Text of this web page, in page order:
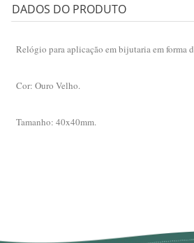
DADOS DO PRODUTO
Relógio para aplicação em bijutaria em forma
Cor: Ouro Velho.
Tamanho: 40x40mm.